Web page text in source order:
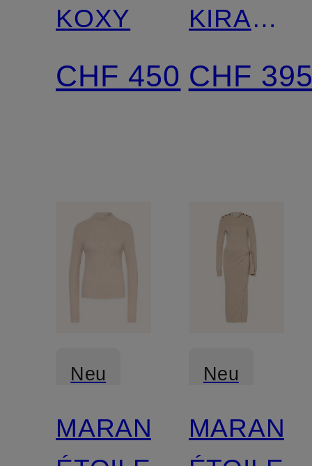
KOXY
CHF 450
KIRA
im
Jogging-
CHF
Neu
MARANT
Neu
Zertifiziert
MARANT